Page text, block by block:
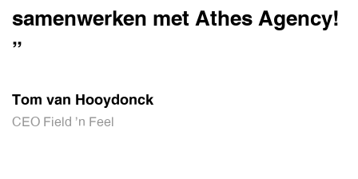
samenwerken met Athes Agency!
”
Tom van Hooydonck
CEO Field 'n Feel